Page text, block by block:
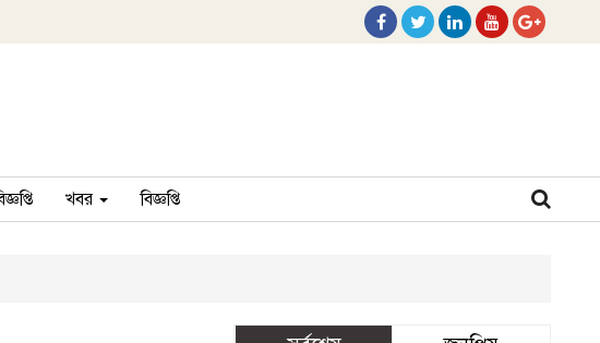
খবর বিজ্ঞপ্তি